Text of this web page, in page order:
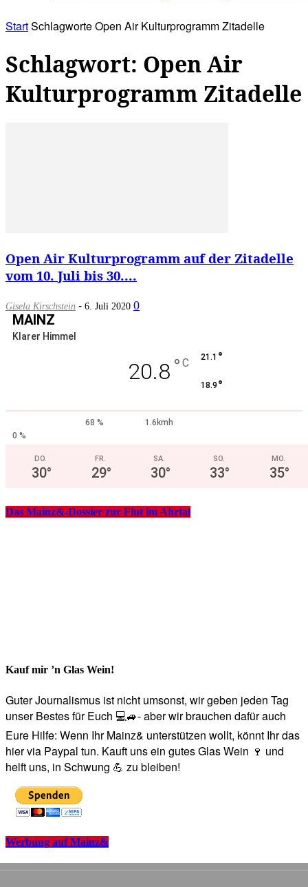
StartSchlagworteOpen Air Kulturprogramm Zitadelle
Schlagwort: Open Air
Kulturprogramm Zitadelle
Open Air Kulturprogramm auf der Zitadelle
vom 10. Juli bis 30....
Gisela Kirschstein - 6. Juli 2020 0
MAINZ
Klarer Himmel
20.8 ° C 21.1 °
18.9 °
68 %
1.6kmh
0 %
DO.
30°
FR.
29°
SA.
30°
SO.
33°
MO.
35°
Das Mainz&-Dossier zur Flut im Ahrtal
Kauf mir ’n Glas Wein!
Guter Journalismus ist nicht umsonst, wir geben jeden Tag
unser Bestes für Euch 💻🚙- aber wir brauchen dafür auch
Eure Hilfe: Wenn Ihr Mainz& unterstützen wollt, könnt Ihr das
hier via Paypal tun. Kauft uns ein gutes Glas Wein 🍷 und
helft uns, in Schwung 💪 zu bleiben!
Werbung auf Mainz&